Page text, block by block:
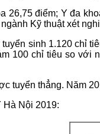
26,75 điểm; Y đa
Kỹ thuật xét
sinh 1.120 chỉ
100 chỉ tiêu so với
tuyển thẳng. Năm
Nội 2019: